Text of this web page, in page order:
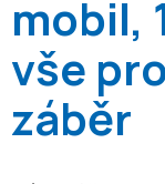
mobil,
vše
záběr